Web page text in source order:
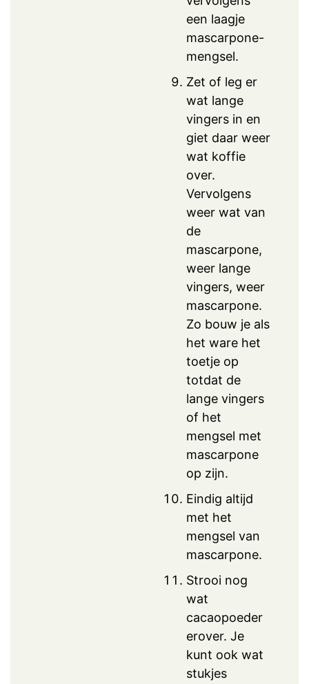
een laagje
mascarpone-
mengsel.
Zet of leg er
wat lange
vingers in en
giet daar weer
wat koffie
over.
Vervolgens
weer wat van
de
mascarpone,
weer lange
vingers, weer
mascarpone.
Zo bouw je als
het ware het
toetje op
totdat de
lange vingers
of het
mengsel met
mascarpone
op zijn.
Eindig altijd
met het
mengsel van
mascarpone.
Strooi nog
wat
cacaopoeder
erover. Je
kunt ook wat
stukjes